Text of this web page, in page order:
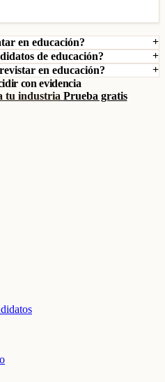
en educación?
de educación?
en educación?
con evidencia
tu industria Prueba gratis